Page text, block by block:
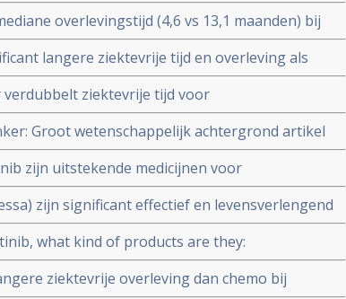
overlevingstijd (4,6 vs 13,1 maanden) bij
cellige longkanker die een positieve
als Tarceva en Iressa.
langere ziektevrije tijd en overleving als
cellige longkanker met juiste EGRF receptor
verdubbelt ziektevrije tijd voor
in vergelijking met standaard aanpak van
Groot wetenschappelijk achtergrond artikel
remmers (Epidermale Groei Factor Receptor) bij
prof. dr. Giuseppe Giaconne
zijn uitstekende medicijnen voor
expressie en geeft significant betere levensduur
zijn significant effectief en levensverlengend
Maar alleen bij bepaalde
Artikel geplaatst 30 mei 2010
what kind of products are they:
ziektevrije overleving dan chemo bij